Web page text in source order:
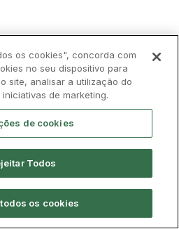
os cookies", concorda com
no seu dispositivo para
site, analisar a utilização do
de marketing.
de cookies
Todos
os cookies